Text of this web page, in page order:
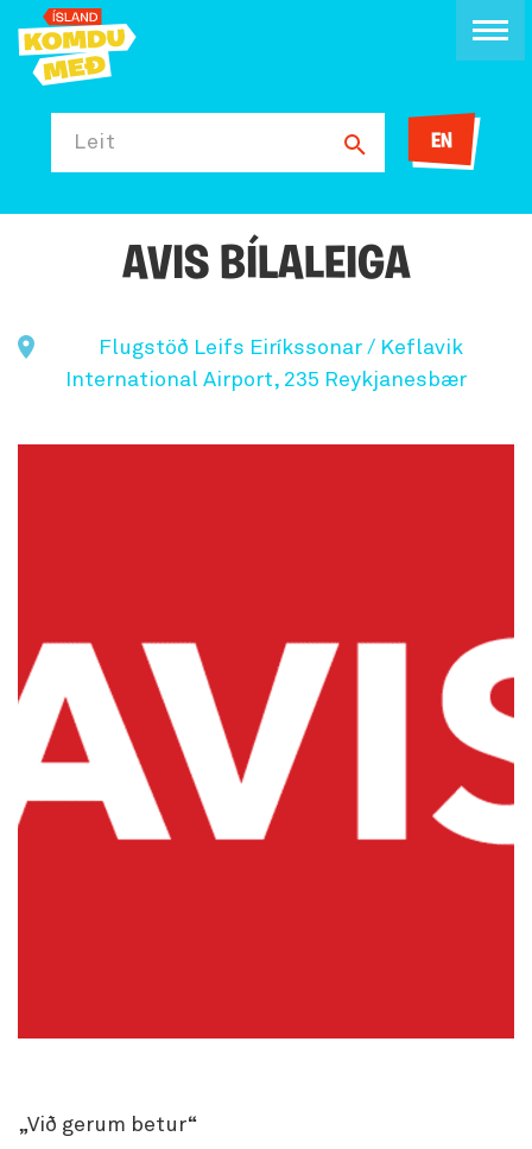
Leit EN
AVIS BÍLALEIGA
Flugstöð Leifs Eiríkssonar / Keflavik
International Airport, 235 Reykjanesbær
„Við gerum betur“